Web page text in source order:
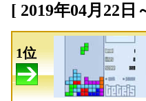
[ 2019年04月22
1位